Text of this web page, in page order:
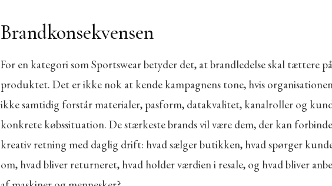
Brandkonsekvensen
For en kategori som Sportswear betyder det, at brandledelse skal tættere på
produktet. Det er ikke nok at kende kampagnens tone, hvis
ikke samtidig forstår materialer, pasform, datakvalitet, kanalroller og
konkrete købssituation. De stærkeste brands vil være dem, der kan forbinde
kreativ retning med daglig drift: hvad sælger butikken, hvad spørger
om, hvad bliver returneret, hvad holder værdien i resale, og hvad bliver